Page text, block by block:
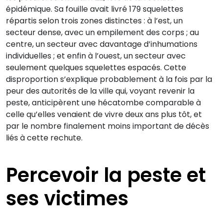
épidémique. Sa fouille avait livré 179 squelettes
répartis selon trois zones distinctes : à l’est, un
secteur dense, avec un empilement des corps ; au
centre, un secteur avec davantage d’inhumations
individuelles ; et enfin à l’ouest, un secteur avec
seulement quelques squelettes espacés. Cette
disproportion s’explique probablement à la fois par la
peur des autorités de la ville qui, voyant revenir la
peste, anticipèrent une hécatombe comparable à
celle qu’elles venaient de vivre deux ans plus tôt, et
par le nombre finalement moins important de décès
liés à cette rechute.
Percevoir la peste et
ses victimes